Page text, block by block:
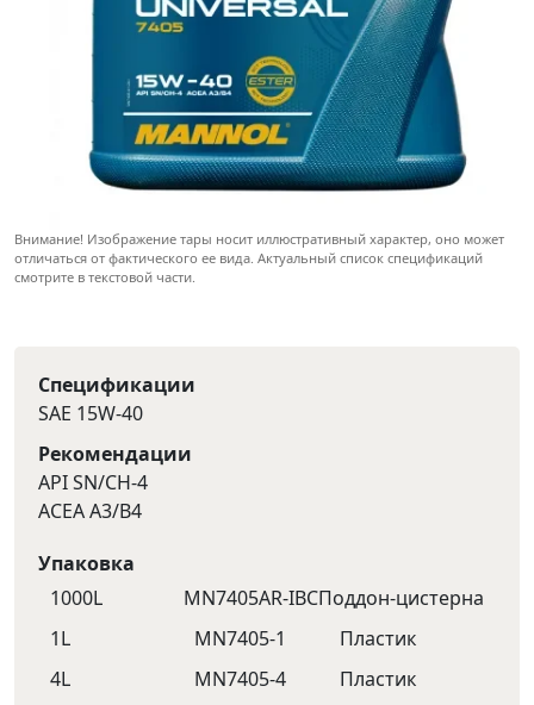
Внимание! Изображение тары носит иллюстративный характер, оно может
отличаться от фактического ее вида. Актуальный список спецификаций
смотрите в текстовой части.
Спецификации
SAE 15W-40
Рекомендации
API SN/CH-4
ACEA A3/B4
Упаковка
1000L
MN7405AR-IBCПоддон-цистерна
1L
MN7405-1
Пластик
4L
MN7405-4
Пластик